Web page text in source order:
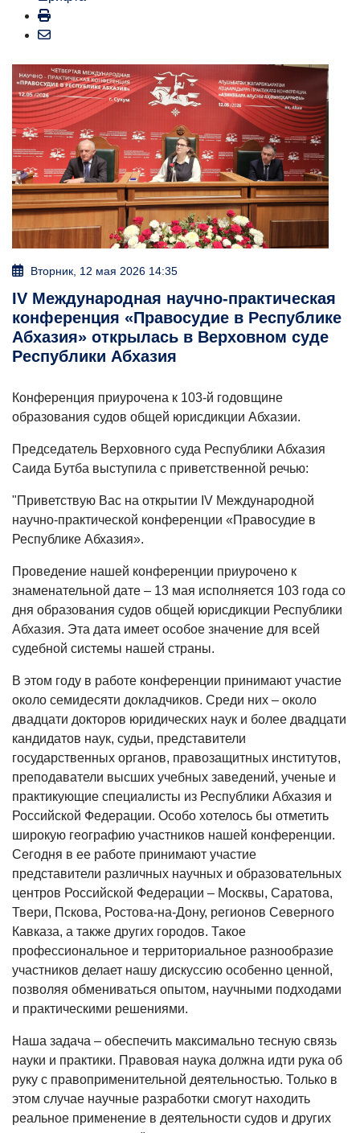
Вторник, 12 мая 2026 14:35
IV Международная научно-практическая
конференция «Правосудие в Республике
Абхазия» открылась в Верховном суде
Республики Абхазия
Конференция приурочена к 103-й годовщине
образования судов общей юрисдикции Абхазии.
Председатель Верховного суда Республики Абхазия
Саида Бутба выступила с приветственной речью:
"Приветствую Вас на открытии IV Международной
научно‑практической конференции «Правосудие в
Республике Абхазия».
Проведение нашей конференции приурочено к
знаменательной дате – 13 мая исполняется 103 года со
дня образования судов общей юрисдикции Республики
Абхазия. Эта дата имеет особое значение для всей
судебной системы нашей страны.
В этом году в работе конференции принимают участие
около семидесяти докладчиков. Среди них – около
двадцати докторов юридических наук и более двадцати
кандидатов наук, судьи, представители
государственных органов, правозащитных институтов,
преподаватели высших учебных заведений, ученые и
практикующие специалисты из Республики Абхазия и
Российской Федерации. Особо хотелось бы отметить
широкую географию участников нашей конференции.
Сегодня в ее работе принимают участие
представители различных научных и образовательных
центров Российской Федерации – Москвы, Саратова,
Твери, Пскова, Ростова‑на‑Дону, регионов Северного
Кавказа, а также других городов. Такое
профессиональное и территориальное разнообразие
участников делает нашу дискуссию особенно ценной,
позволяя обмениваться опытом, научными подходами
и практическими решениями.
Наша задача – обеспечить максимально тесную связь
науки и практики. Правовая наука должна идти рука об
руку с правоприменительной деятельностью. Только в
этом случае научные разработки смогут находить
реальное применение в деятельности судов и других